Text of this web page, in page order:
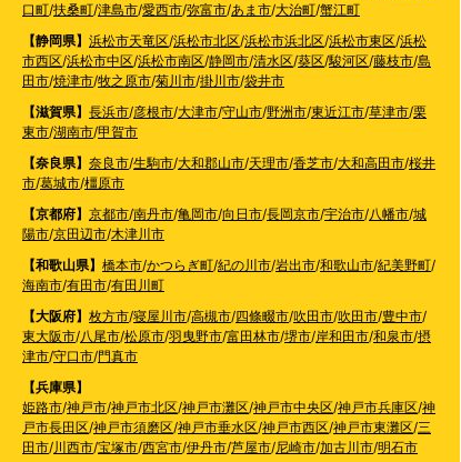
口町/扶桑町/津島市/愛西市/弥富市/あま市/大治町/蟹江町
【静岡県】 浜松市天竜区/浜松市北区/浜松市浜北区/浜松市東区/浜松
市西区/浜松市中区/浜松市南区/静岡市/清水区/葵区/駿河区/藤枝市/島
田市/焼津市/牧之原市/菊川市/掛川市/袋井市
【滋賀県】 長浜市/彦根市/大津市/守山市/野洲市/東近江市/草津市/栗
東市/湖南市/甲賀市
【奈良県】 奈良市/生駒市/大和郡山市/天理市/香芝市/大和高田市/桜井
市/葛城市/橿原市
【京都府】 京都市/南丹市/亀岡市/向日市/長岡京市/宇治市/八幡市/城
陽市/京田辺市/木津川市
【和歌山県】 橋本市/かつらぎ町/紀の川市/岩出市/和歌山市/紀美野町/
海南市/有田市/有田川町
【大阪府】 枚方市/寝屋川市/高槻市/四條畷市/吹田市/吹田市/豊中市/
東大阪市/八尾市/松原市/羽曳野市/富田林市/堺市/岸和田市/和泉市/摂
津市/守口市/門真市
【兵庫県】
姫路市/神戸市/神戸市北区/神戸市灘区/神戸市中央区/神戸市兵庫区/神
戸市長田区/神戸市須磨区/神戸市垂水区/神戸市西区/神戸市東灘区/三
田市/川西市/宝塚市/西宮市/伊丹市/芦屋市/尼崎市/加古川市/明石市